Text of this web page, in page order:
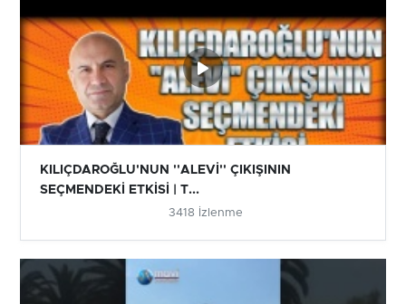
KILIÇDAROĞLU'NUN ''ALEVİ'' ÇIKIŞININ
SEÇMENDEKİ ETKİSİ | T...
3418 İzlenme